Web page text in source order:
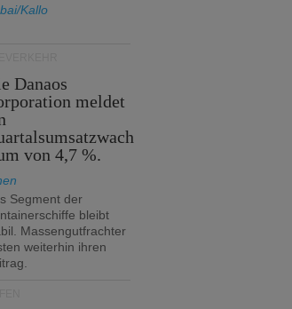
Kallo
Danaos
meldet
von 4,7 %.
Segment der
bleibt
Massengutfrachter
weiterhin ihren